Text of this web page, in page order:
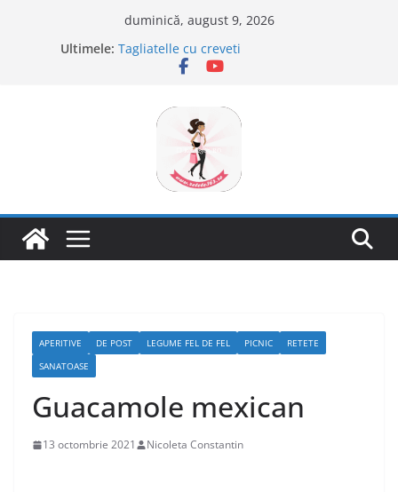
duminică, august 9, 2026
Ultimele: Tagliatelle cu creveti
Clafoutis cu cirese
Savarine
APERITIVE DE POST LEGUME FEL DE FEL PICNIC
RETETE
SANATOASE
Guacamole mexican
13 octombrie 2021 Nicoleta Constantin